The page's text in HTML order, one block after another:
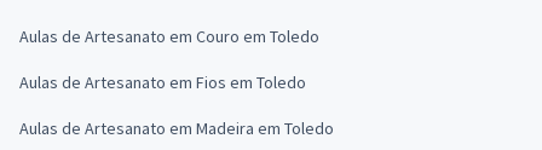
Aulas de Artesanato em Couro em Toledo
Aulas de Artesanato em Fios em Toledo
Aulas de Artesanato em Madeira em Toledo